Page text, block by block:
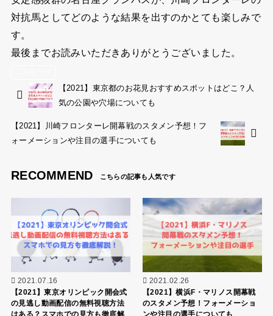
対抗馬としてどのような結果を出すのかとても楽しみで
す。
最後までお読みいただきありがとうございました。
【2021】東京都のお花見おすすめスポットはどこ？人
気の公園や穴場についても
【2021】川崎フロンターレ開幕戦のスタメン予想！フ
ォーメーションや注目の選手についても
RECOMMEND
2021.07.16
【2021】東京オリンピック開会式
の見逃し動画配信の無料視聴方法
はある？スマホでの見方も徹底解
2021.02.26
【2021】横浜F・マリノス開幕戦
のスタメン予想！フォーメーショ
ンや注目の選手についても